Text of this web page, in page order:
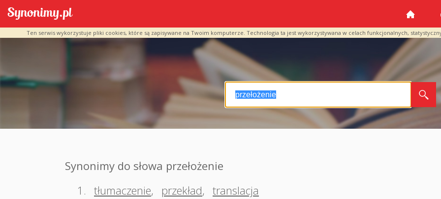
Ten serwis wykorzystuje pliki cookies, które są zapisywane na Twoim komputerze. Technologia ta jest wykorzystywana w celach funkcjonalnych,
Synonimy do słowa przełożenie
1. tłumaczenie, przekład, translacja